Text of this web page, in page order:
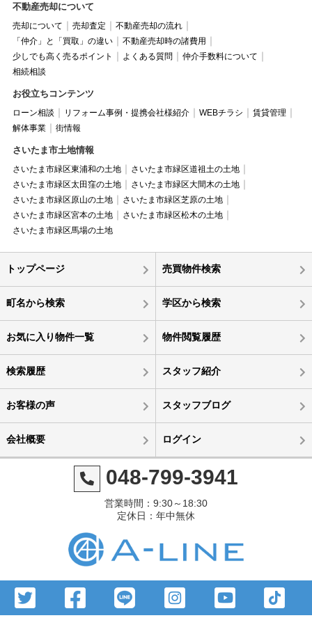
不動産売却について
売却について 売却査定
不動産売却の流れ
「仲介」と「買取」の違い
不動産売却時の諸費用
少しでも高く売るポイント
よくある質問
仲介手数料について
相続相談
お役立ちコンテンツ
ローン相談 リフォーム事例・提携会社様紹介 WEBチラシ
賃貸管理
解体事業
街情報
さいたま市土地情報
さいたま市緑区東浦和の土地
さいたま市緑区道祖土の土地
さいたま市緑区太田窪の土地
さいたま市緑区大間木の土地
さいたま市緑区原山の土地
さいたま市緑区芝原の土地
さいたま市緑区宮本の土地
さいたま市緑区松木の土地
さいたま市緑区馬場の土地
トップページ 売買物件検索
町名から検索 学区から検索
お気に入り物件一覧 物件閲覧履歴
検索履歴 スタッフ紹介
お客様の声 スタッフブログ
会社概要 ログイン
048-799-3941
営業時間：9:30～18:30
定休日：年中無休